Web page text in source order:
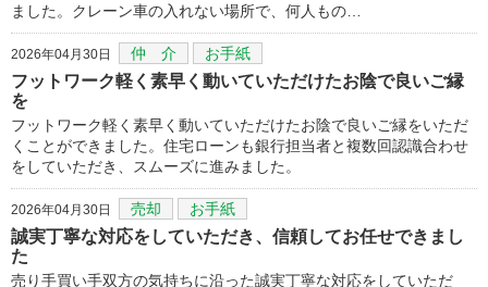
ました。クレーン車の入れない場所で、何人もの…
2026年04月30日 仲 介 お手紙
フットワーク軽く素早く動いていただけたお陰で良いご縁
を
フットワーク軽く素早く動いていただけたお陰で良いご縁をいただ
くことができました。住宅ローンも銀行担当者と複数回認識合わせ
をしていただき、スムーズに進みました。
2026年04月30日 売却 お手紙
誠実丁寧な対応をしていただき、信頼してお任せできまし
た
売り手買い手双方の気持ちに沿った誠実丁寧な対応をしていただ